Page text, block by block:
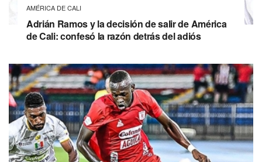
AMÉRICA DE CALI
Adrián Ramos y la decisión de salir de América
de Cali: confesó la razón detrás del adiós